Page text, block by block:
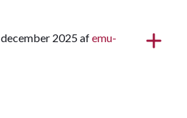
2025 afemu-